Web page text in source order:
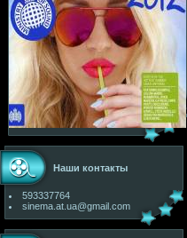
Наши контакты
593337764
sinema.at.ua@gmail.com